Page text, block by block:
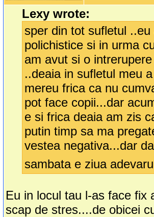
Lexy wrote:
sper din tot sufletul
polichistice si in urma
am avut si o
..deaia in sufletul meu
mereu frica ca nu
pot face copii...dar
e si frica deaia am zis
putin timp sa ma
vestea negativa...dar
sambata e ziua
Eu in locul tau l-as face fix
scap de stres....de obicei